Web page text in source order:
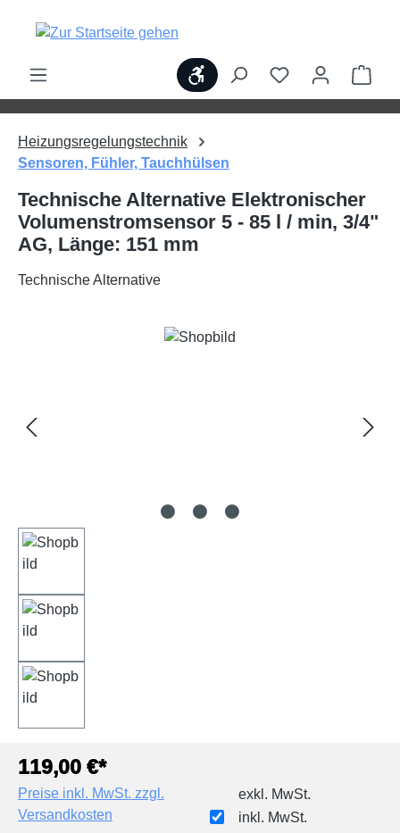
springen
Werkzeugleiste anzeigen
Heizungsregelungstechnik
Sensoren, Fühler, Tauchhülsen
Technische Alternative Elektronischer
Volumenstromsensor 5 - 85 l / min, 3/4"
AG, Länge: 151 mm
Technische Alternative
Bildergalerie überspringen
119,00 €*
Preise inkl. MwSt. zzgl.
Versandkosten
exkl. MwSt.
inkl. MwSt.